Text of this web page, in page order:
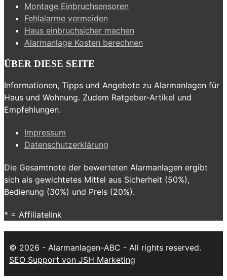
Montage Einbruchsensoren
Fehlalarme vermeiden
Haus einbruchsicher machen
Alarmanlage Kosten berechnen
ÜBER DIESE SEITE
Informationen, Tipps und Angebote zu Alarmanlagen für
Haus und Wohnung. Zudem Ratgeber-Artikel und
Empfehlungen.
Impressum
Datenschutzerklärung
Die Gesamtnote der bewerteten Alarmanlagen ergibt
sich als gewichtetes Mittel aus Sicherheit (50%),
Bedienung (30%) und Preis (20%).
* = Affiliatelink
© 2026 - Alarmanlagen-ABC - All rights reserved.
SEO Support von JSH Marketing